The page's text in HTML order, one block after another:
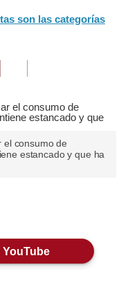
son las categorías
el consumo de
estancado y que ha